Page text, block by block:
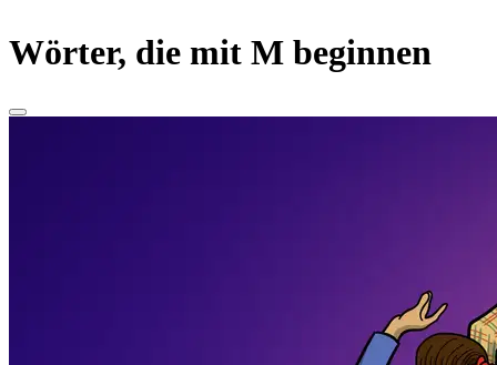
Wörter, die mit M beginnen